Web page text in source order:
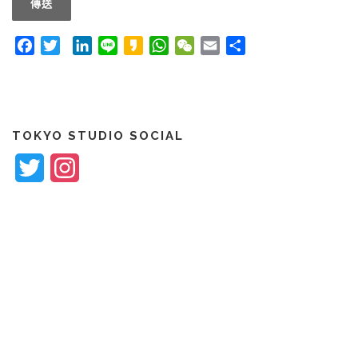
Facebook
TwitterLinkedIn
Line KakaoWhatsApp
WeChat
Email
TOKYO STUDIO SOCIAL
Twitter